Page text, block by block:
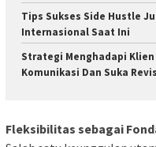
Tips Sukses Side Hustle
Internasional Saat Ini
Strategi Menghadapi
Komunikasi Dan Suka
Fleksibilitas sebagai